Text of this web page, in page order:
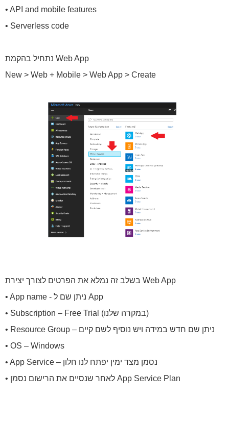
• API and mobile features
• Serverless code
נתחיל בהקמת Web App
New > Web + Mobile > Web App > Create
בשלב זה נמלא את הפרטים לצורך יצירת Web App
• App name - ניתן שם ל App
• Subscription – Free Trial (במקרה שלנו)
• Resource Group – ניתן שם חדש במידה ויש נוסיף לשם קיים
• OS – Windows
• App Service – נסמן מצד ימין יפתח לנו חלון
• לאחר שנסיים את הרישום נסמן App Service Plan